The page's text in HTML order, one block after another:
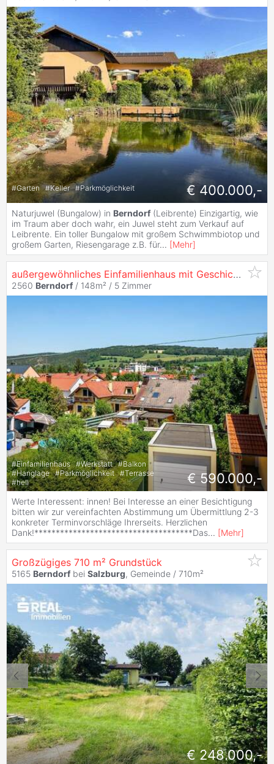
#Garten #Keller #Parkmöglichkeit € 400.000,-
Naturjuwel (Bungalow) in Berndorf (Leibrente) Einzigartig, wie
im Traum aber doch wahr, ein Juwel steht zum Verkauf auf
Leibrente. Ein toller Bungalow mit großem Schwimmbiotop und
großem Garten, Riesengarage z.B. für... [Mehr]
außergewöhnliches Einfamilienhaus mit Geschichte im Herzen von
2560 Berndorf / 148m² / 5 Zimmer
#Einfamilienhaus #Werkstatt #Balkon
#Hanglage #Parkmöglichkeit #Terrasse
#hell € 590.000,-
Werte Interessent: innen! Bei Interesse an einer Besichtigung
bitten wir zur vereinfachten Abstimmung um Übermittlung 2-3
konkreter Terminvorschläge Ihrerseits. Herzlichen
Dank!*************************************Das... [Mehr]
Großzügiges 710 m² Grundstück
5165 Berndorf bei Salzburg, Gemeinde / 710m²
€ 248.000,-